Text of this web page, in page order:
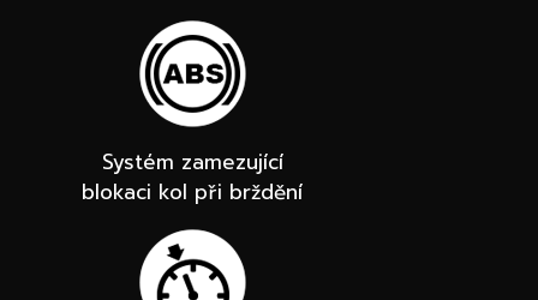
Systém zamezující
blokaci kol při brždění